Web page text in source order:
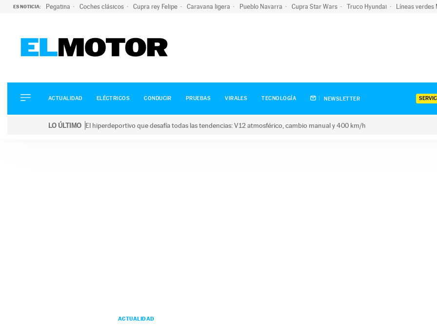
ES NOTICIA: Pegatina Coches clásicos Cupra rey Felipe Caravana ligera Pueblo Navarra Cupra Star Wars Truco Hyundai Líneas verdes
ELÉCTRICOS
CONDUCIR
ACTUALIDAD ELÉCTRICOS CONDUCIR PRUEBAS VIRALES TECNOLOGÍA NEWSLETTER
LO ÚLTIMO El hiperdeportivo que desafía todas las tendencias: V12 atmosférico, cambio manual y 400 km/h
ACTUALIDAD